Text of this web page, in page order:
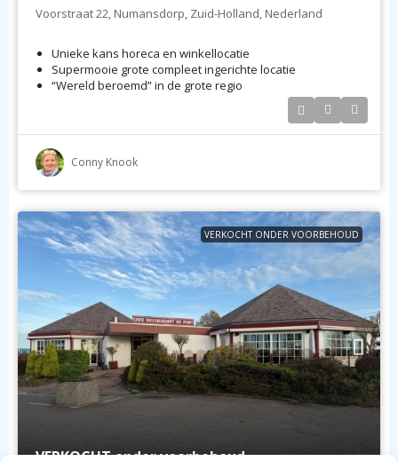
Voorstraat 22, Numansdorp, Zuid-Holland, Nederland
Unieke kans horeca en winkellocatie
Supermooie grote compleet ingerichte locatie
“Wereld beroemd” in de grote regio
Conny Knook
VERKOCHT ONDER VOORBEHOUD
VERKOCHT onder voorbehoud